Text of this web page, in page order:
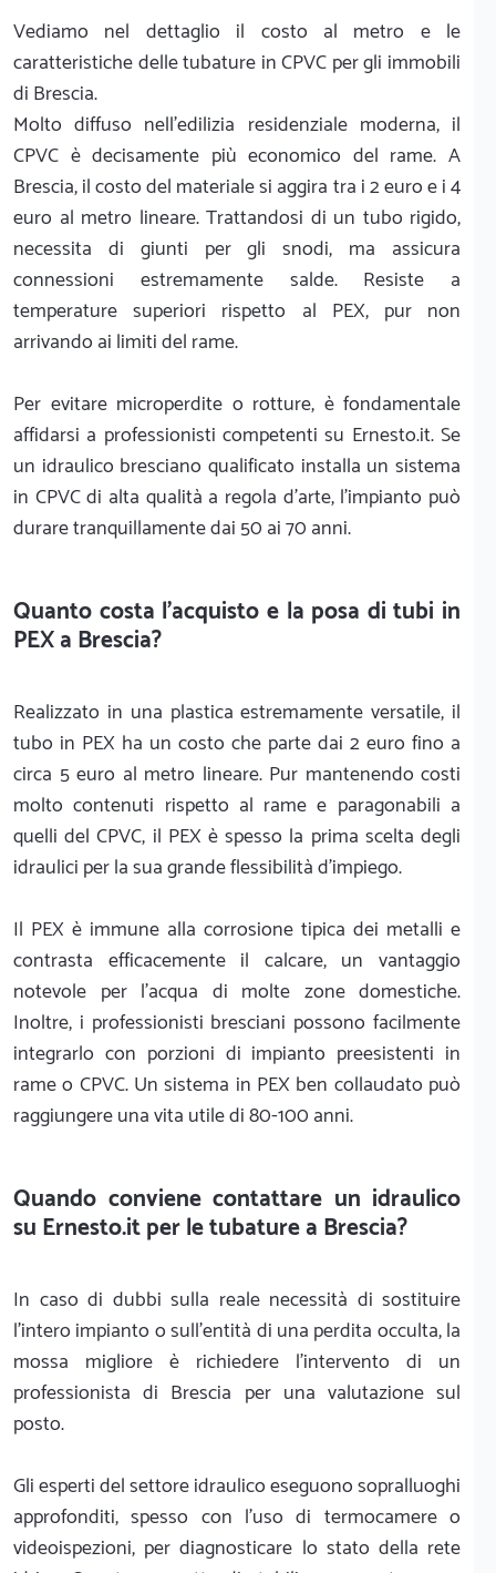
Vediamo nel dettaglio il costo al metro e le
caratteristiche delle tubature in CPVC per gli immobili
di Brescia.
Molto diffuso nell'edilizia residenziale moderna, il
CPVC è decisamente più economico del rame. A
Brescia, il costo del materiale si aggira tra i 2 euro e i 4
euro al metro lineare. Trattandosi di un tubo rigido,
necessita di giunti per gli snodi, ma assicura
connessioni estremamente salde. Resiste a
temperature superiori rispetto al PEX, pur non
arrivando ai limiti del rame.
Per evitare microperdite o rotture, è fondamentale
affidarsi a professionisti competenti su Ernesto.it. Se
un idraulico bresciano qualificato installa un sistema
in CPVC di alta qualità a regola d'arte, l'impianto può
durare tranquillamente dai 50 ai 70 anni.
Quanto costa l'acquisto e la posa di tubi in
PEX a Brescia?
Realizzato in una plastica estremamente versatile, il
tubo in PEX ha un costo che parte dai 2 euro fino a
circa 5 euro al metro lineare. Pur mantenendo costi
molto contenuti rispetto al rame e paragonabili a
quelli del CPVC, il PEX è spesso la prima scelta degli
idraulici per la sua grande flessibilità d'impiego.
Il PEX è immune alla corrosione tipica dei metalli e
contrasta efficacemente il calcare, un vantaggio
notevole per l'acqua di molte zone domestiche.
Inoltre, i professionisti bresciani possono facilmente
integrarlo con porzioni di impianto preesistenti in
rame o CPVC. Un sistema in PEX ben collaudato può
raggiungere una vita utile di 80-100 anni.
Quando conviene contattare un idraulico
su Ernesto.it per le tubature a Brescia?
In caso di dubbi sulla reale necessità di sostituire
l'intero impianto o sull'entità di una perdita occulta, la
mossa migliore è richiedere l'intervento di un
professionista di Brescia per una valutazione sul
posto.
Gli esperti del settore idraulico eseguono sopralluoghi
approfonditi, spesso con l'uso di termocamere o
videoispezioni, per diagnosticare lo stato della rete